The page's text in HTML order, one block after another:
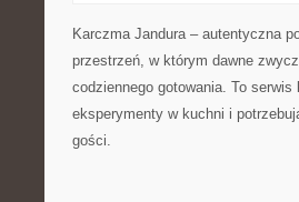
Karczma Jandura – autentyczna
przestrzeń, w którym dawne
codziennego gotowania. To
eksperymenty w kuchni i
gości.